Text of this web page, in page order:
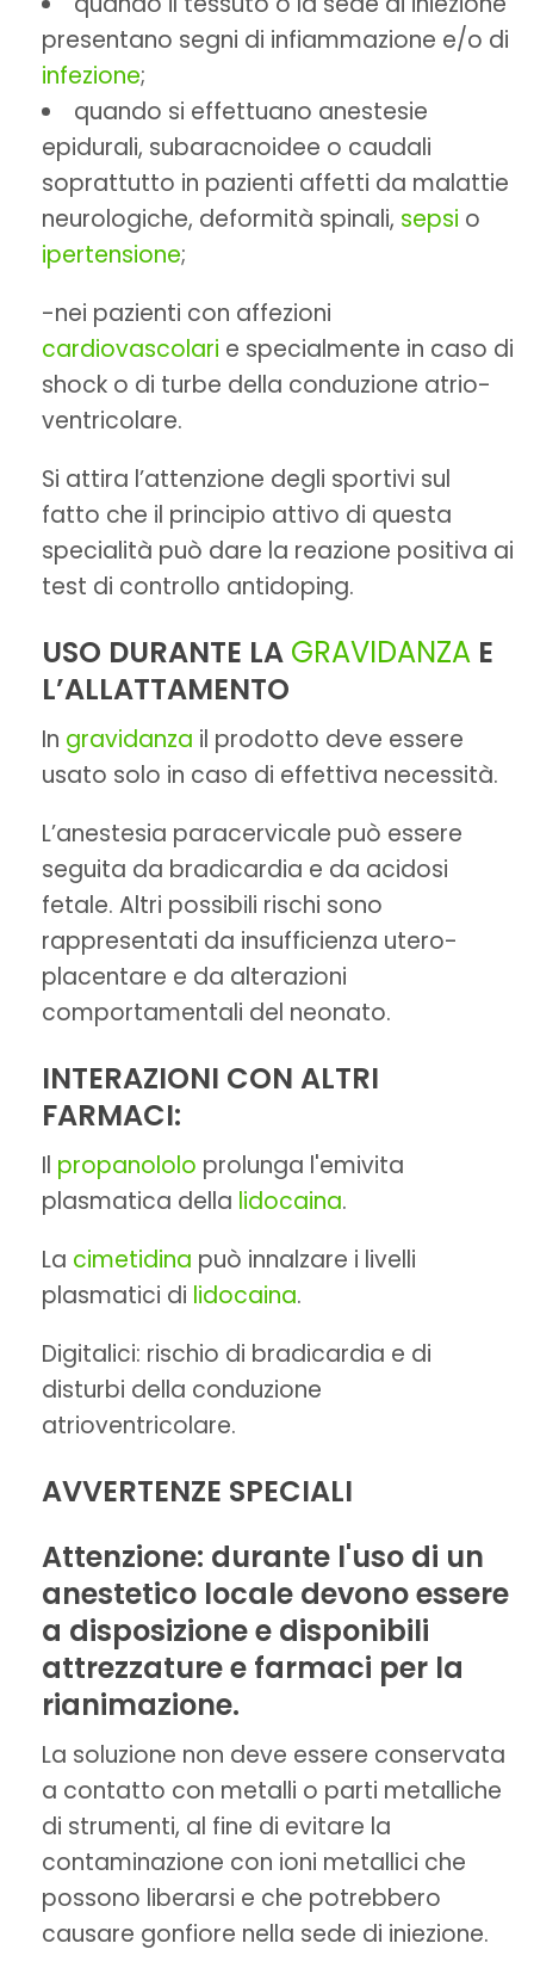
presentano segni di infiammazione e/o di
infezione;
quando si effettuano anestesie
epidurali, subaracnoidee o caudali
soprattutto in pazienti affetti da malattie
neurologiche, deformità spinali, sepsi o
ipertensione;
-nei pazienti con affezioni
cardiovascolari e specialmente in caso di
shock o di turbe della conduzione atrio-
ventricolare.
Si attira l’attenzione degli sportivi sul
fatto che il principio attivo di questa
specialità può dare la reazione positiva ai
test di controllo antidoping.
USO DURANTE LA GRAVIDANZA E
L’ALLATTAMENTO
In gravidanza il prodotto deve essere
usato solo in caso di effettiva necessità.
L’anestesia paracervicale può essere
seguita da bradicardia e da acidosi
fetale. Altri possibili rischi sono
rappresentati da insufficienza utero-
placentare e da alterazioni
comportamentali del neonato.
INTERAZIONI CON ALTRI
FARMACI:
Il propanololo prolunga l'emivita
plasmatica della lidocaina.
La cimetidina può innalzare i livelli
plasmatici di lidocaina.
Digitalici: rischio di bradicardia e di
disturbi della conduzione
atrioventricolare.
AVVERTENZE SPECIALI
Attenzione: durante l'uso di un
anestetico locale devono essere
a disposizione e disponibili
attrezzature e farmaci per la
rianimazione.
La soluzione non deve essere conservata
a contatto con metalli o parti metalliche
di strumenti, al fine di evitare la
contaminazione con ioni metallici che
possono liberarsi e che potrebbero
causare gonfiore nella sede di iniezione.